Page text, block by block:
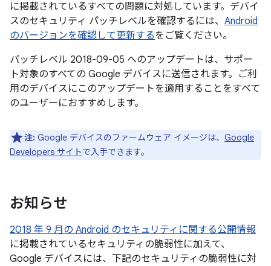
に掲載されているすべての問題に対処しています。デバイ
スのセキュリティ パッチレベルを確認するには、 Android
のバージョンを確認して更新するをご覧ください。
パッチレベル 2018-09-05 へのアップデートは、サポー
ト対象のすべての Google デバイスに送信されます。ご利
用のデバイスにこのアップデートを適用することをすべて
のユーザーにおすすめします。
注: Google デバイスのファームウェア イメージは、 Google
Developers サイトで入手できます。
お知らせ
2018 年 9 月の Android のセキュリティに関する公開情報
に掲載されているセキュリティの脆弱性に加えて、
Google デバイスには、下記のセキュリティの脆弱性に対